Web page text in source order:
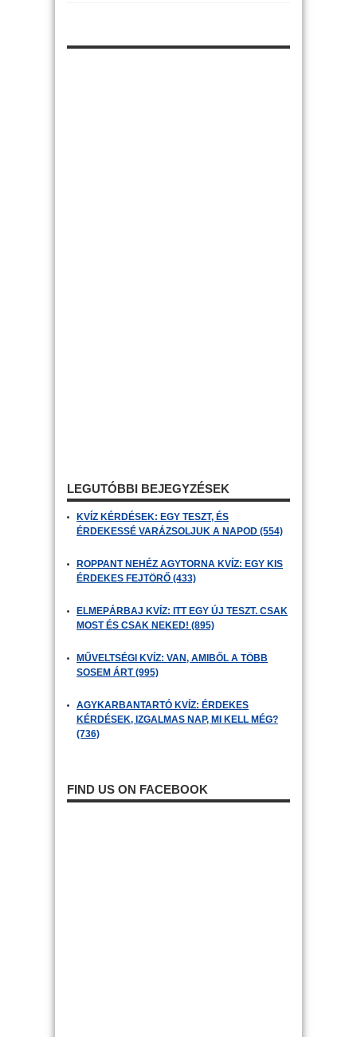
LEGUTÓBBI BEJEGYZÉSEK
KVÍZ KÉRDÉSEK: EGY TESZT, ÉS
ÉRDEKESSÉ VARÁZSOLJUK A NAPOD (554)
ROPPANT NEHÉZ AGYTORNA KVÍZ: EGY KIS
ÉRDEKES FEJTÖRŐ (433)
ELMEPÁRBAJ KVÍZ: ITT EGY ÚJ TESZT. CSAK
MOST ÉS CSAK NEKED! (895)
MŰVELTSÉGI KVÍZ: VAN, AMIBŐL A TÖBB
SOSEM ÁRT (995)
AGYKARBANTARTÓ KVÍZ: ÉRDEKES
KÉRDÉSEK, IZGALMAS NAP, MI KELL MÉG?
(736)
FIND US ON FACEBOOK